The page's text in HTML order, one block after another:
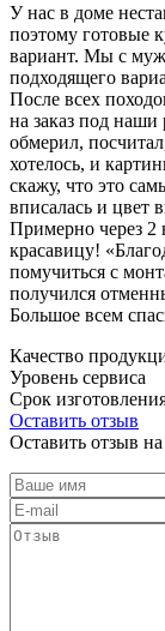
У нас в доме
поэтому готовые
вариант. Мы с
подходящего
После всех
на заказ под
обмерил,
хотелось, и
скажу, что это
вписалась и цвет
Примерно через
красавицу!
помучиться с
получился
Большое всем
Качество
Уровень сервиса
Срок
Оставить отзыв
Оставить отзыв